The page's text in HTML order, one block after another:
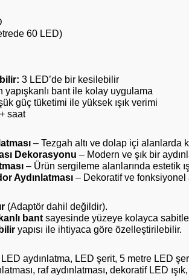
60 LED)
3 LED’de bir kesilebilir
yapışkanlı bant ile kolay uygulama
güç tüketimi ile yüksek ışık verimi
saat
– Tezgah altı ve dolap içi alanlarda
Dekorasyonu – Modern ve şık bir
– Ürün sergileme alanlarında estetik
Aydınlatması – Dekoratif ve fonksiyonel
(Adaptör dahil değildir).
bant sayesinde yüzeye kolayca
yapısı ile ihtiyaca göre özelleştirilebilir.
aydınlatma, LED şerit, 5 metre LED
raf aydınlatması, dekoratif LED